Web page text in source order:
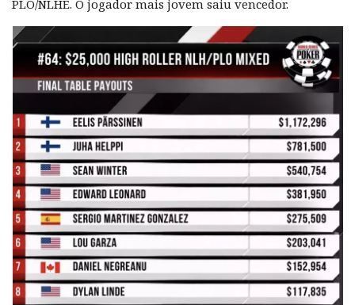
PLO/NLHE. O jogador mais jovem saiu vencedor.